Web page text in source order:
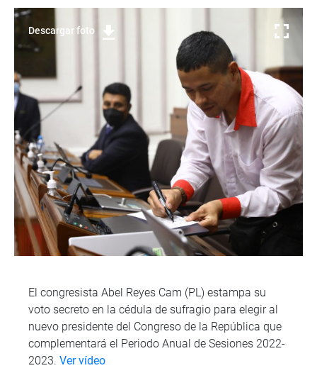
Descargar foto
El congresista Abel Reyes Cam (PL) estampa su
voto secreto en la cédula de sufragio para elegir al
nuevo presidente del Congreso de la República que
complementará el Periodo Anual de Sesiones 2022-
2023. Ver vídeo